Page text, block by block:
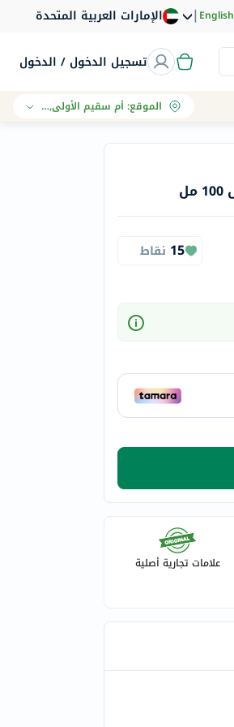
الإمارات العربية المتحدة |English
تسجيل الدخول / الدخول
الموقع:أم سقيم الأولى, دبي
15 نقاط
علامات تجارية أصلية